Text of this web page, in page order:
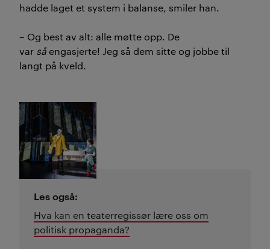
hadde laget et system i balanse, smiler han.
– Og best av alt: alle møtte opp. De
var så engasjerte! Jeg så dem sitte og jobbe til
langt på kveld.
Les også:
Hva kan en teaterregissør lære oss om
politisk propaganda?